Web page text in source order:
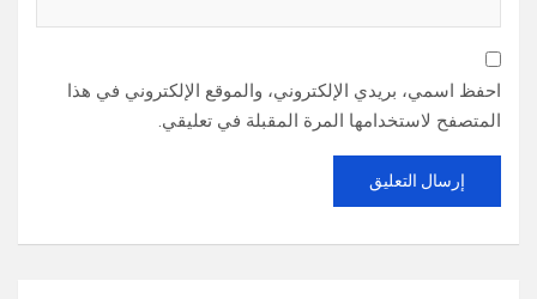
احفظ اسمي، بريدي الإلكتروني، والموقع الإلكتروني في هذا
المتصفح لاستخدامها المرة المقبلة في تعليقي.